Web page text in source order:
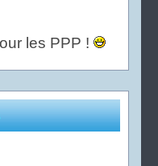
les PPP !